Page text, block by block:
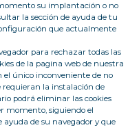
su implantación o no
la sección de ayuda de tu
que actualmente
para rechazar todas las
de la pagina web de nuestra
único inconveniente de no
requieran la instalación de
podrá eliminar las cookies
momento, siguiendo el
ayuda de su navegador y que